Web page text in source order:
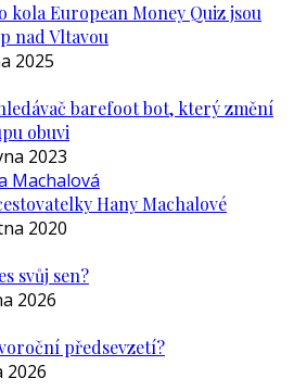
kola European Money Quiz jsou
nad Vltavou
2025
barefoot bot, který změní
obuvi
2023
Hany Machalové
2020
svůj sen?
2026
předsevzetí?
2026